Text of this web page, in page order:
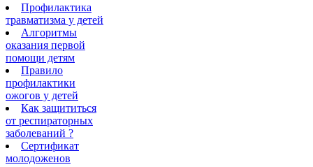
Профилактика
травматизма у детей
Алгоритмы
оказания первой
помощи детям
Правило
профилактики
ожогов у детей
Как защититься
от респираторных
заболеваний ?
Сертификат
молодоженов